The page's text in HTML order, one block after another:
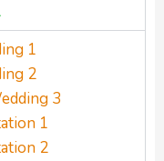
1
2
3
1
2